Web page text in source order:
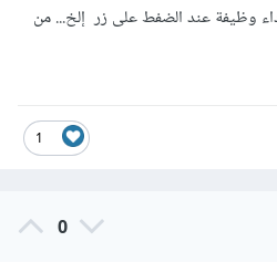
وظيفة عند الضفط على زر إلخ... من
1
0